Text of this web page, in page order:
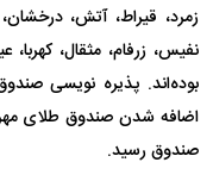
زمرد، قیراط، آتش، درخشان،
نفیس، زرفام، مثقال، کهربا،
صندوق رسید.